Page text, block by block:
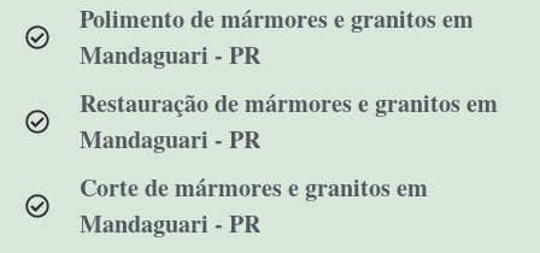
Polimento de mármores e granitos em
Mandaguari - PR
Restauração de mármores e granitos em
Mandaguari - PR
Corte de mármores e granitos em
Mandaguari - PR